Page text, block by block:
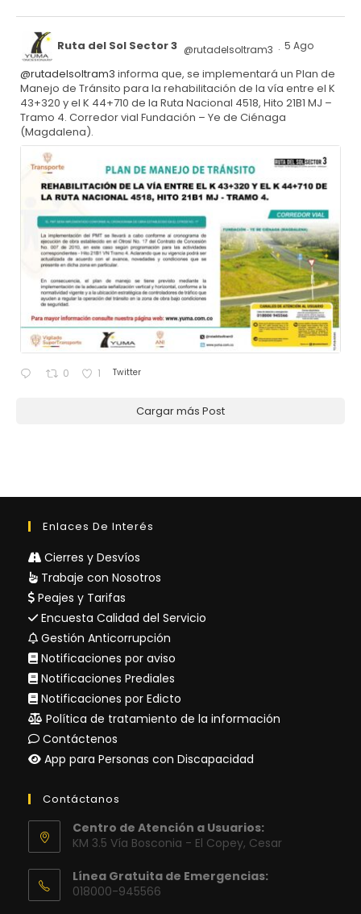
Ruta del Sol Sector 3 @rutadelsoltram3 · 5 Ago
@rutadelsoltram3 informa que, se implementará un Plan de
Manejo de Tránsito para la rehabilitación de la vía entre el K
43+320 y el K 44+710 de la Ruta Nacional 4518, Hito 21B1 MJ –
Tramo 4. Corredor vial Fundación – Ye de Ciénaga
(Magdalena).
0 1 Twitter
Cargar más Post
Enlaces De Interés
Cierres y Desvíos
Trabaje con Nosotros
Peajes y Tarifas
Encuesta Calidad del Servicio
Gestión Anticorrupción
Notificaciones por aviso
Notificaciones Prediales
Notificaciones por Edicto
Política de tratamiento de la información
Contáctenos
App para Personas con Discapacidad
Contáctanos
Centro de Atención a Usuarios:
KM 3.5 Vía Bosconia - El Copey, Cesar
Línea Gratuita de Emergencias:
018000-945566